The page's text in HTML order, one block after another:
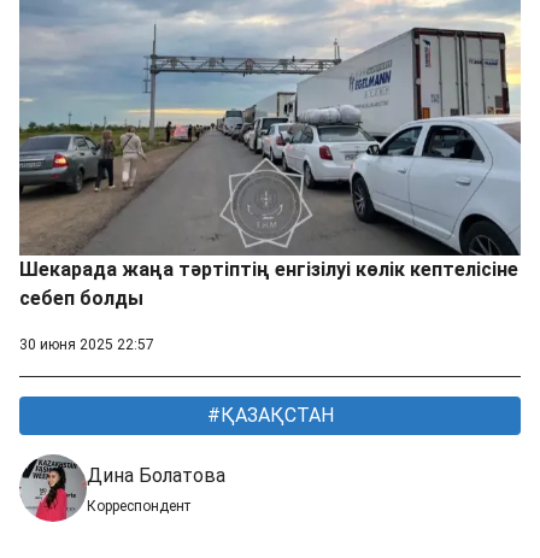
Шекарада жаңа тәртіптің енгізілуі көлік кептелісіне
себеп болды
30 июня 2025 22:57
ҚАЗАҚСТАН
Дина Болатова
Корреспондент